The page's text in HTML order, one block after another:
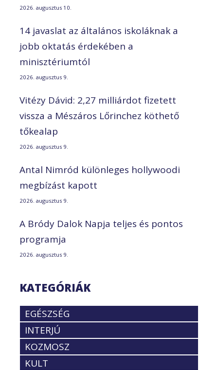
2026. augusztus 10.
14 javaslat az általános iskoláknak a
jobb oktatás érdekében a
minisztériumtól
2026. augusztus 9.
Vitézy Dávid: 2,27 milliárdot fizetett
vissza a Mészáros Lőrinchez köthető
tőkealap
2026. augusztus 9.
Antal Nimród különleges hollywoodi
megbízást kapott
2026. augusztus 9.
A Bródy Dalok Napja teljes és pontos
programja
2026. augusztus 9.
KATEGÓRIÁK
EGÉSZSÉG
INTERJÚ
KOZMOSZ
KULT